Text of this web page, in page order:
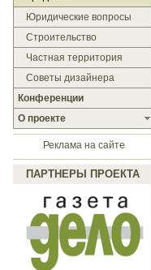
Юридические вопросы
Строительство
Частная территория
Советы дизайнера
Конференции
О проекте
Реклама на сайте
ПАРТНЕРЫ ПРОЕКТА